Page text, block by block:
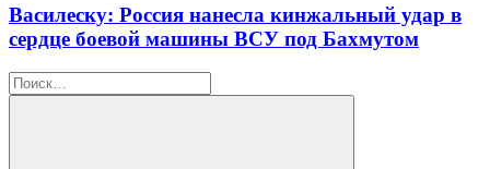
Василеску: Россия нанесла кинжальный удар в
сердце боевой машины ВСУ под Бахмутом
Найти: